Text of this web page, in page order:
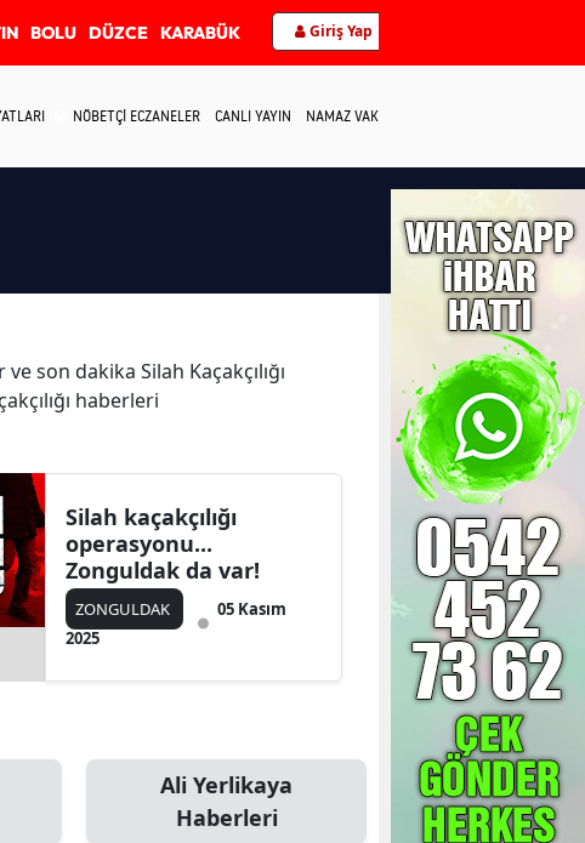
BOLU DÜZCE KARABÜK Giriş Yap
NÖBETÇİ ECZANELER CANLI YAYIN NAMAZ VAKİTLERİ
son dakika Silah Kaçakçılığı
haberleri
Silah kaçakçılığı
operasyonu...
Zonguldak da var!
ZONGULDAK
05 Kasım
2025
Ali Yerlikaya
Haberleri